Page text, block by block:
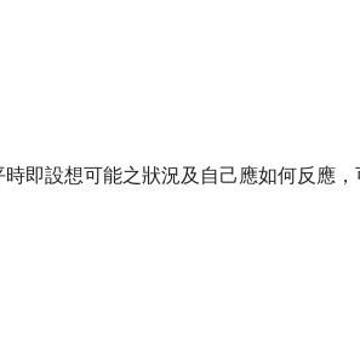
即設想可能之狀況及自己應如何反應